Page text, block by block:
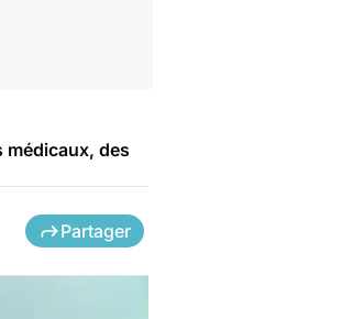
médicaux, des
Partager